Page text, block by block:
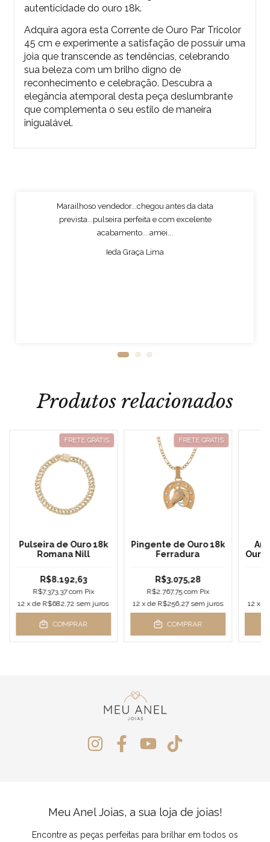
autenticidade do ouro 18k.
Adquira agora esta Corrente de Ouro Par Tricolor
45 cm e experimente a satisfação de possuir uma
joia que transcende as tendências, celebrando
sua beleza com um brilho digno de
reconhecimento e celebração. Descubra a
elegância atemporal desta peça deslumbrante
que complementa o seu estilo de maneira
inigualável.
Marailhoso vendedor...chegou antes da data
prevista...pulseira perfeita e com excelente
acabamento... amei...
Ieda Graça Lima
Produtos relacionados
FRETE GRÁTIS
Pulseira de Ouro 18k
Romana Nill
R$8.192,63
R$7.373,37com Pix
12 x de R$682,72 sem juros
COMPRAR
FRETE GRÁTIS
Pingente de Ouro 18k
Ferradura
R$3.075,28
R$2.767,75com Pix
12 x de R$256,27 sem juros
COMPRAR
Ouro
12 x
Meu Anel Joias, a sua loja de joias!
Encontre as peças perfeitas para brilhar em todos os